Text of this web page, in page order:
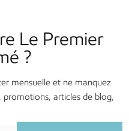
Le Premier
?
mensuelle et ne manquez
promotions, articles de blog,